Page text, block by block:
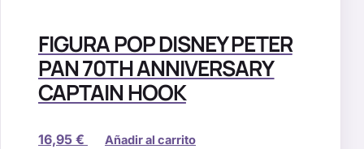
FIGURA POP DISNEY PETER
PAN 70TH ANNIVERSARY
CAPTAIN HOOK
16,95 € Añadir al carrito